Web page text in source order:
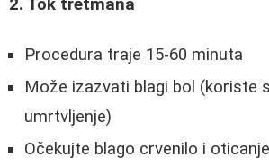
2. Tok tretmana
Procedura traje 15-60 minuta
Može izazvati blagi bol (koriste
umrtvljenje)
Očekujte blago crvenilo i